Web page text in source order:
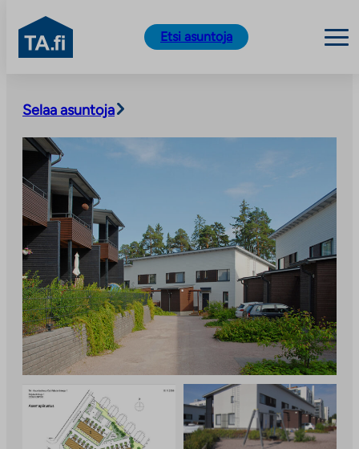
sisältöön
TA.fi
Etsi asuntoja
Selaa asuntoja